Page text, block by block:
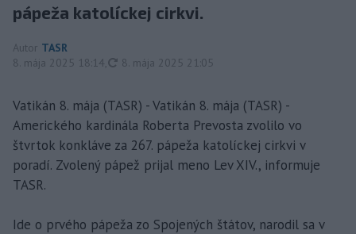
pápeža katolíckej cirkvi.
Autor TASR
8. mája 2025 18:14
aktualizované
8. mája 2025 21:05
Vatikán 8. mája (TASR) - Vatikán 8. mája (TASR) -
Amerického kardinála Roberta Prevosta zvolilo vo
štvrtok konkláve za 267. pápeža katolíckej cirkvi v
poradí. Zvolený pápež prijal meno Lev XIV., informuje
TASR.
Ide o prvého pápeža zo Spojených štátov, narodil sa v